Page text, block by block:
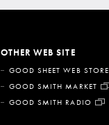
OTHER WEB SITE
GOOD SHEET WEB STORE
GOOD SMITH MARKET
GOOD SMITH RADIO